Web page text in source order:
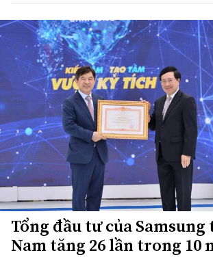
Tổng đầu tư của
Nam tăng 26 lần trong 10